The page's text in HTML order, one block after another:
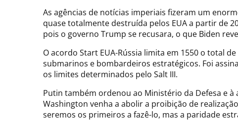
As agências de notícias imperiais fizeram um
quase totalmente destruída pelos EUA a partir de
pois o governo Trump se recusara, o que Biden
O acordo Start EUA-Rússia limita em 1550 o total
submarinos e bombardeiros estratégicos. Foi
os limites determinados pelo Salt III.
Putin também ordenou ao Ministério da Defesa e
Washington venha a abolir a proibição de
seremos os primeiros a fazê-lo, mas a paridade